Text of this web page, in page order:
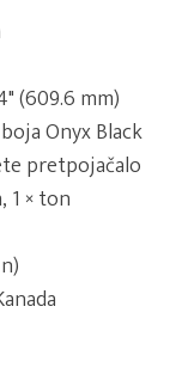
(609.6 mm)
Onyx Black
pretpojačalo
1 × ton